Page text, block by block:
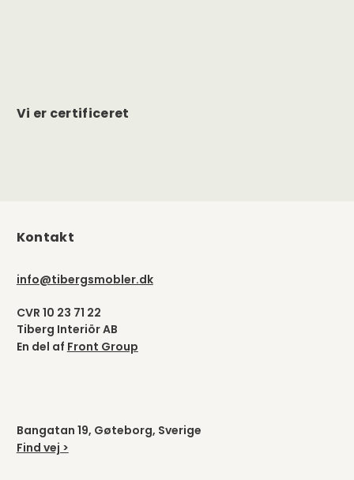
Vi er certificeret
Kontakt
info@tibergsmobler.dk
CVR 10 23 71 22
Tiberg Interiör AB
En del af Front Group
Bangatan 19, Gøteborg, Sverige
Find vej >